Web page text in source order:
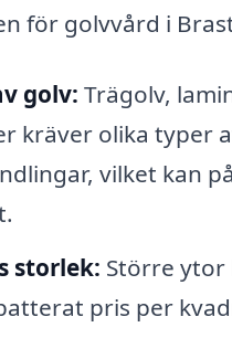
för golvvård i
golv: Trägolv,
kräver olika typer
vilket kan
storlek: Större ytor
pris per